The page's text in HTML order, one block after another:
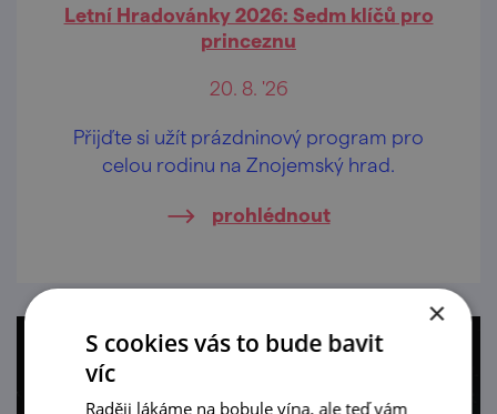
Letní Hradovánky 2026: Sedm klíčů pro
princeznu
20. 8. '26
Přijďte si užít prázdninový program pro
celou rodinu na Znojemský hrad.
prohlédnout
×
S cookies vás to bude bavit
víc
Raději lákáme na bobule vína, ale teď vám